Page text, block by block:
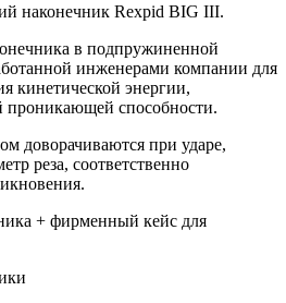
наконечник Rexpid BIG III.
в подпружиненной
инженерами компании для
кинетической энергии,
проникающей способности.
доворачиваются при ударе,
реза, соответственно
+ фирменный кейс для